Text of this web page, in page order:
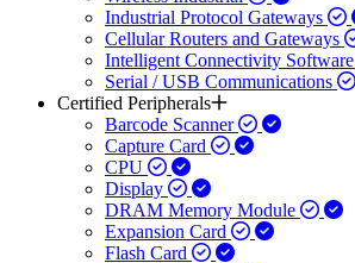
Industrial Protocol Gateways
Cellular Routers and Gateways
Intelligent Connectivity Software
Serial / USB Communications
Certified Peripherals
Barcode Scanner
Capture Card
CPU
Display
DRAM Memory Module
Expansion Card
Flash Card